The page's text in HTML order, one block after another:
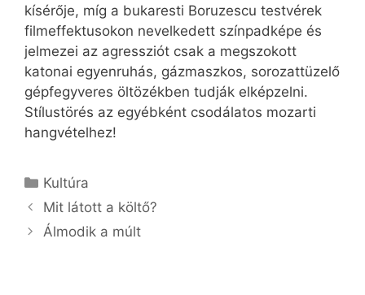
kísérője, míg a bukaresti Boruzescu testvérek
filmeffektusokon nevelkedett színpadképe és
jelmezei az agressziót csak a megszokott
katonai egyenruhás, gázmaszkos, sorozattüzelő
gépfegyveres öltözékben tudják elképzelni.
Stílustörés az egyébként csodálatos mozarti
hangvételhez!
Kategória
Kultúra
Mit látott a költő?
Álmodik a múlt